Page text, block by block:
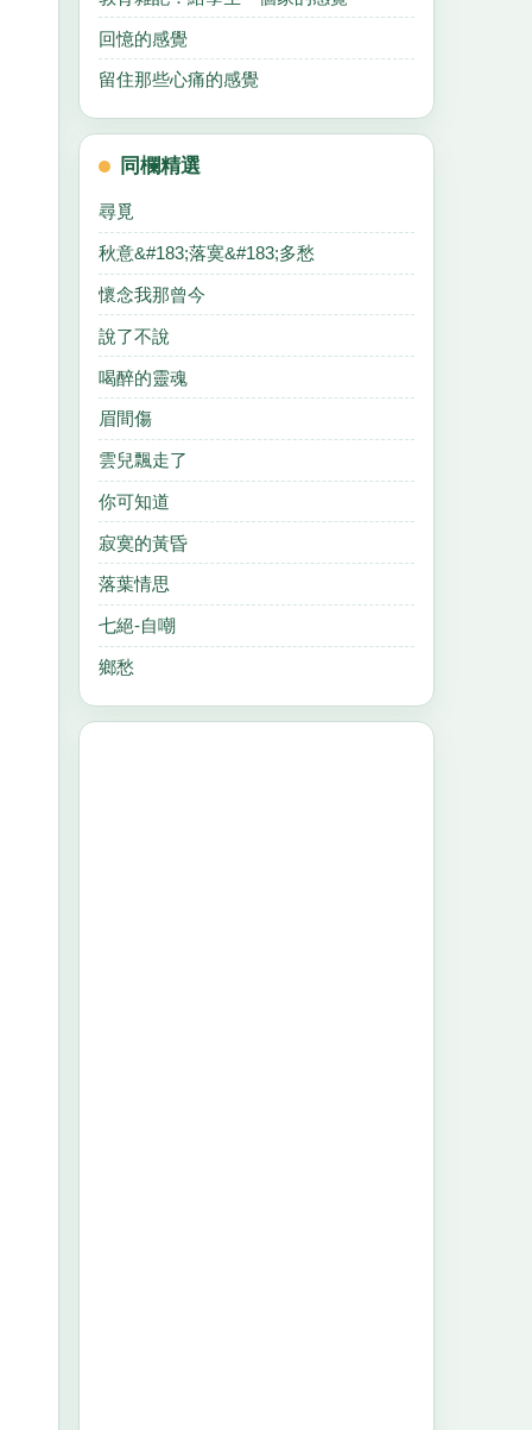
回憶的感覺
留住那些心痛的感覺
同欄精選
尋覓
秋意&#183;落寞&#183;多愁
懷念我那曾今
說了不說
喝醉的靈魂
眉間傷
雲兒飄走了
你可知道
寂寞的黃昏
落葉情思
七絕-自嘲
鄉愁